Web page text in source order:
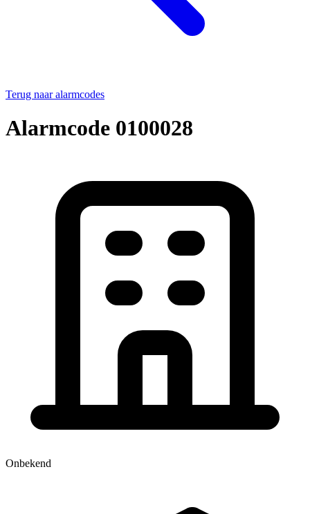
Terug naar alarmcodes
Alarmcode 0100028
Onbekend